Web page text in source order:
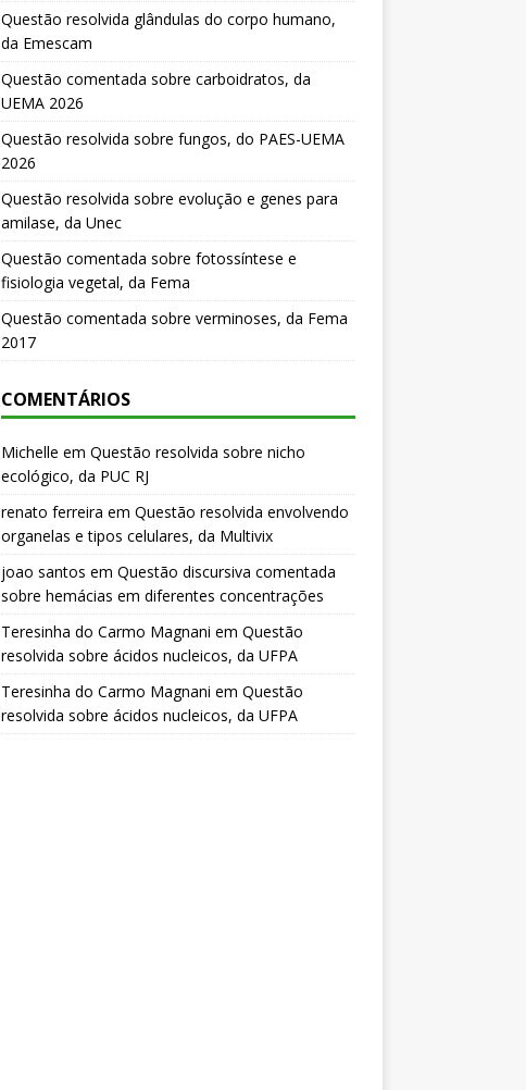
Questão resolvida glândulas do corpo humano,
da Emescam
Questão comentada sobre carboidratos, da
UEMA 2026
Questão resolvida sobre fungos, do PAES-UEMA
2026
Questão resolvida sobre evolução e genes para
amilase, da Unec
Questão comentada sobre fotossíntese e
fisiologia vegetal, da Fema
Questão comentada sobre verminoses, da Fema
2017
COMENTÁRIOS
Michelle em Questão resolvida sobre nicho
ecológico, da PUC RJ
renato ferreira em Questão resolvida envolvendo
organelas e tipos celulares, da Multivix
joao santos em Questão discursiva comentada
sobre hemácias em diferentes concentrações
Teresinha do Carmo Magnani em Questão
resolvida sobre ácidos nucleicos, da UFPA
Teresinha do Carmo Magnani em Questão
resolvida sobre ácidos nucleicos, da UFPA